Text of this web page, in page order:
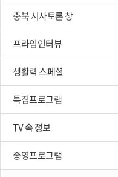
충북 시사토론 창
프라임인터뷰
생활력 스페셜
특집프로그램
TV 속 정보
종영프로그램